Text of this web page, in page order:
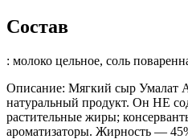
Состав
: молоко цельное, соль
Описание: Мягкий сыр Умалат
натуральный продукт. Он НЕ
растительные жиры;
ароматизаторы. Жирность —